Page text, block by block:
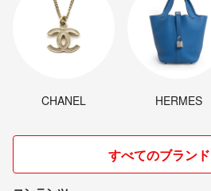
CHANEL HERMES
すべてのブラン